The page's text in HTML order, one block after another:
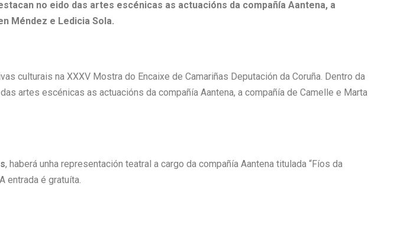
no eido das artes escénicas as actuacións da compañía Aantena, a
Méndez e Ledicia Sola.
culturais na XXXV Mostra do Encaixe de Camariñas Deputación da Coruña. Dentro da
artes escénicas as actuacións da compañía Aantena, a compañía de Camelle e Marta
, haberá unha representación teatral a cargo da compañía Aantena titulada “Fíos da
entrada é gratuíta.